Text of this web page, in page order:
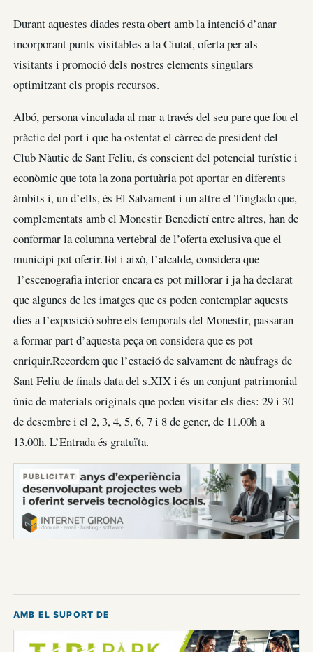
Durant aquestes diades resta obert amb la intenció d’anar
incorporant punts visitables a la Ciutat, oferta per als
visitants i promoció dels nostres elements singulars
optimitzant els propis recursos.
Albó, persona vinculada al mar a través del seu pare que fou el
pràctic del port i que ha ostentat el càrrec de president del
Club Nàutic de Sant Feliu, és conscient del potencial turístic i
econòmic que tota la zona portuària pot aportar en diferents
àmbits i, un d’ells, és El Salvament i un altre el Tinglado que,
complementats amb el Monestir Benedictí entre altres, han de
conformar la columna vertebral de l’oferta exclusiva que el
municipi pot oferir.Tot i això, l’alcalde, considera que
l’escenografia interior encara es pot millorar i ja ha declarat
que algunes de les imatges que es poden contemplar aquests
dies a l’exposició sobre els temporals del Monestir, passaran
a formar part d’aquesta peça on considera que es pot
enriquir.Recordem que l’estació de salvament de nàufrags de
Sant Feliu de finals data del s.XIX i és un conjunt patrimonial
únic de materials originals que podeu visitar els dies: 29 i 30
de desembre i el 2, 3, 4, 5, 6, 7 i 8 de gener, de 11.00h a
13.00h. L’Entrada és gratuïta.
PUBLICITAT
AMB EL SUPORT DE